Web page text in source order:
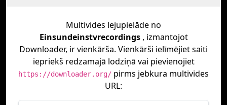
Multivides lejupielāde no
Einsundeinstvrecordings, izmantojot
Downloader, ir vienkārša. Vienkārši ielīmējiet saiti
iepriekš redzamajā lodziņā vai pievienojiet
https://downloader.org/ pirms jebkura multivides
URL: